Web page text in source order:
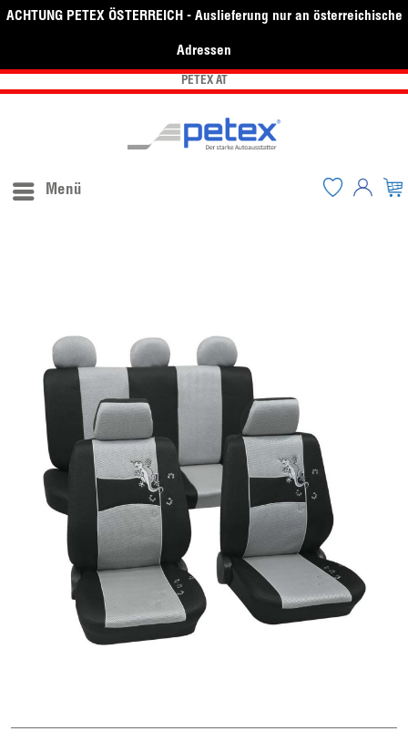
ACHTUNG PETEX ÖSTERREICH - Auslieferung nur an österreichische
Adressen
PETEX AT
Menü